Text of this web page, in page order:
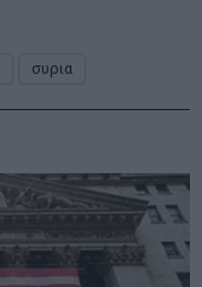
συρια